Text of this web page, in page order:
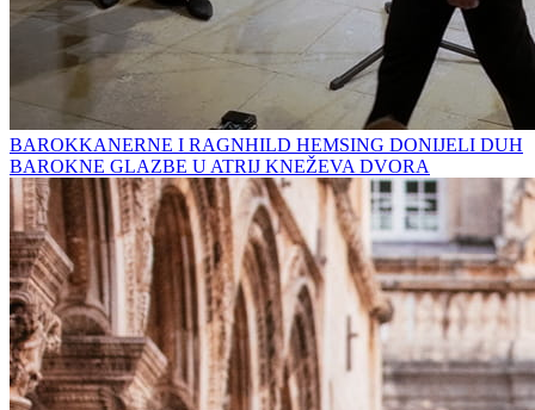
BAROKKANERNE I RAGNHILD HEMSING DONIJELI DUH
BAROKNE GLAZBE U ATRIJ KNEŽEVA DVORA